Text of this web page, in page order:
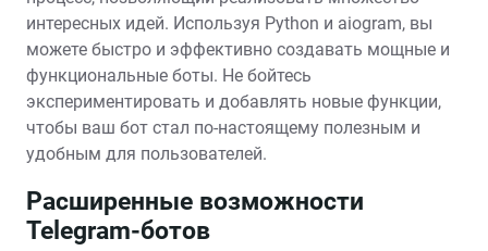
интересных идей. Используя Python и aiogram, вы
можете быстро и эффективно создавать мощные и
функциональные боты. Не бойтесь
экспериментировать и добавлять новые функции,
чтобы ваш бот стал по-настоящему полезным и
удобным для пользователей.
Расширенные возможности
Telegram-ботов